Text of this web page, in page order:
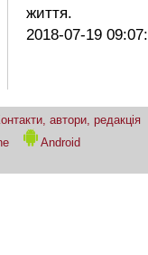
життя.
2018-07-19
автори, редакція
Android